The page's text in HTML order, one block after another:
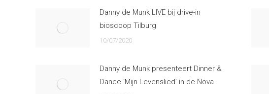
Danny de Munk LIVE bij drive-in
bioscoop Tilburg
10/07/2020
Danny de Munk presenteert Dinner &
Dance ‘Mijn Levenslied’ in de Nova